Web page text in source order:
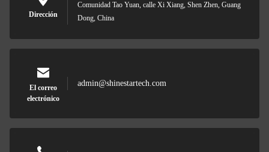
Dirección
Comunidad Tao Yuan, calle Xi Xiang, Shen Zhen, Guang
Dong, China
El correo
electrónico
admin@shinestartech.com